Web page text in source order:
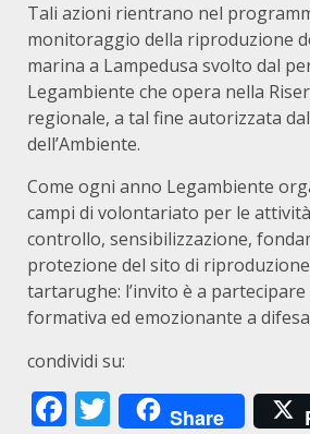
Tali azioni rientrano nel
monitoraggio della riproduzione
marina a Lampedusa svolto dal
Legambiente che opera nella
regionale, a tal fine autorizzata
dell’Ambiente.
Come ogni anno Legambiente
campi di volontariato per le
controllo, sensibilizzazione,
protezione del sito di
tartarughe: l’invito è a partecipare
formativa ed emozionante a
condividi su:
Facebook
Twitter
Share